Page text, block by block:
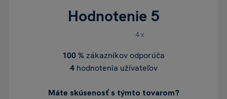
Hodnotenie 5
4 x
100 % zákazníkov odporúča
4hodnotenia užívateľov
Máte skúsenosť s týmto tovarom?